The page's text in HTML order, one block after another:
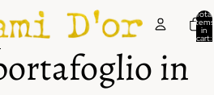
Total
items
in
cart:
in